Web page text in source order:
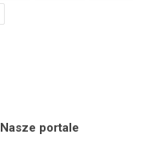
Nasze portale